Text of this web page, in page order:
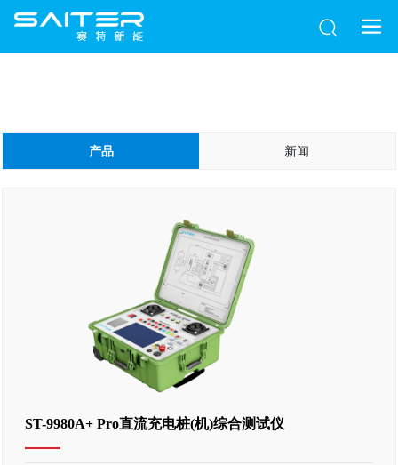
产品 新闻
ST-9980A+ Pro直流充电桩(机)综合测试仪